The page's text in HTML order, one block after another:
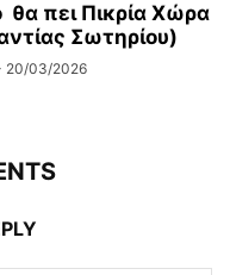
θα πει Πικρία Χώρα
Σωτηρίου)
20/03/2026